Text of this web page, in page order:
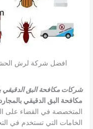
افضل شركة لرش
شركات مكافحة البق الدقيقي
مكافحة البق الدقيقي
المتخصصة في القضاء على
الخامات التي تستخدم في